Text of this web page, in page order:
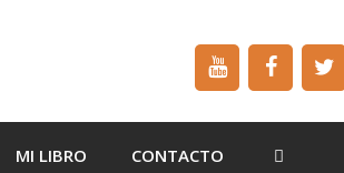
MI LIBRO CONTACTO